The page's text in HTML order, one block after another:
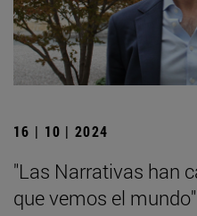
16 | 10 | 2024
"Las Narrativas han
que vemos el mundo"